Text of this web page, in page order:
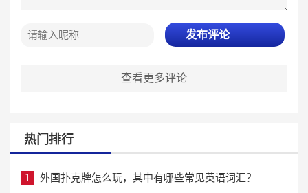
发布评论
查看更多评论
热门排行
1
外国扑克牌怎么玩，其中有哪些常见英语词汇？